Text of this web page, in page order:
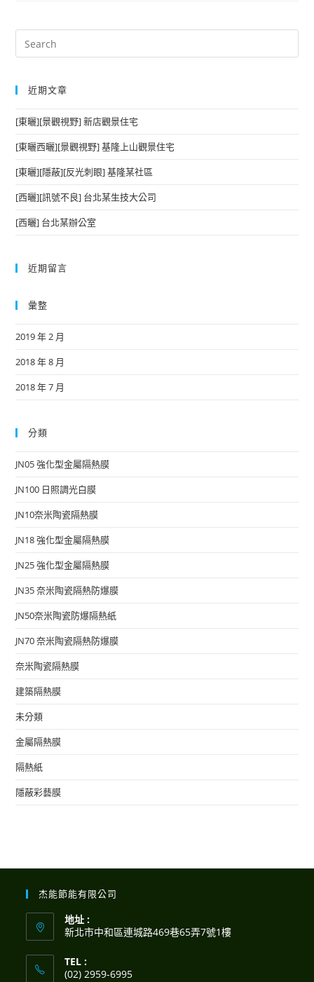
近期文章
[東曬][景觀視野] 新店觀景住宅
[東曬西曬][景觀視野] 基隆上山觀景住宅
[東曬][隱蔽][反光刺眼] 基隆某社區
[西曬][訊號不良] 台北某生技大公司
[西曬] 台北某辦公室
近期留言
彙整
2019 年 2 月
2018 年 8 月
2018 年 7 月
分類
JN05 強化型金屬隔熱膜
JN100 日照調光白膜
JN10奈米陶瓷隔熱膜
JN18 強化型金屬隔熱膜
JN25 強化型金屬隔熱膜
JN35 奈米陶瓷隔熱防爆膜
JN50奈米陶瓷防爆隔熱紙
JN70 奈米陶瓷隔熱防爆膜
奈米陶瓷隔熱膜
建築隔熱膜
未分類
金屬隔熱膜
隔熱紙
隱蔽彩藝膜
杰能節能有限公司
地址 :
新北市中和區連城路469巷65弄7號1樓
TEL :
(02) 2959-6995